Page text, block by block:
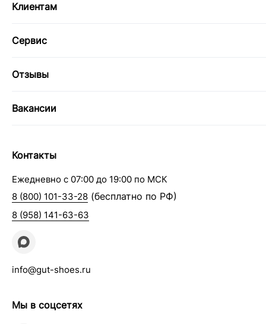
Клиентам
Сервис
Отзывы
Вакансии
Контакты
Ежедневно с 07:00 до 19:00 по МСК
8 (800) 101-33-28 (бесплатно по РФ)
8 (958) 141-63-63
info@gut-shoes.ru
Мы в соцсетях